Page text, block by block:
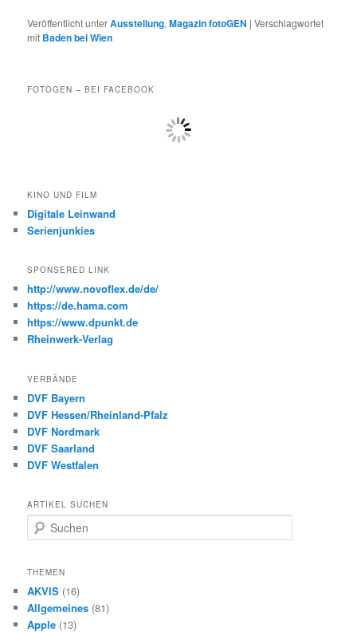
Veröffentlicht unterAusstellung,Magazin fotoGEN |Verschlagwortet
mit Baden bei Wien
FOTOGEN – BEI FACEBOOK
KINO UND FILM
Digitale Leinwand
Serienjunkies
SPONSERED LINK
http://www.novoflex.de/de/
https://de.hama.com
https://www.dpunkt.de
Rheinwerk-Verlag
VERBÄNDE
DVF Bayern
DVF Hessen/Rheinland-Pfalz
DVF Nordmark
DVF Saarland
DVF Westfalen
ARTIKEL SUCHEN
u
h
n
THEMEN
AKVIS (16)
Allgemeines (81)
Apple (13)